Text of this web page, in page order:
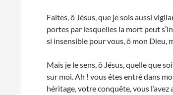
Faites, ô Jésus, que je sois aussi
portes par lesquelles la mort peut
si insensible pour vous, ô mon Dieu,
Mais je le sens, ô Jésus, quelle que
sur moi. Ah ! vous êtes entré dans
héritage, votre conquête, vous